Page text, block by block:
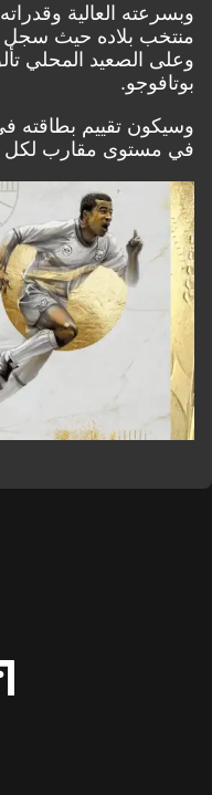
العالية وقدراته
الصعيد المحلي تألق
مقارب لكل من